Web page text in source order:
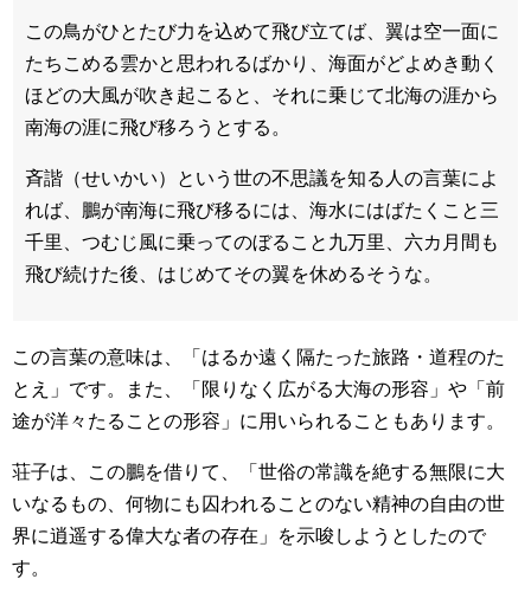
この鳥がひとたび力を込めて飛び立てば、翼は空一面に
たちこめる雲かと思われるばかり、海面がどよめき動く
ほどの大風が吹き起こると、それに乗じて北海の涯から
南海の涯に飛び移ろうとする。
斉諧（せいかい）という世の不思議を知る人の言葉によ
れば、鵬が南海に飛び移るには、海水にはばたくこと三
千里、つむじ風に乗ってのぼること九万里、六カ月間も
飛び続けた後、はじめてその翼を休めるそうな。
この言葉の意味は、「はるか遠く隔たった旅路・道程のた
とえ」です。また、「限りなく広がる大海の形容」や「前
途が洋々たることの形容」に用いられることもあります。
荘子は、この鵬を借りて、「世俗の常識を絶する無限に大
いなるもの、何物にも囚われることのない精神の自由の世
界に逍遥する偉大な者の存在」を示唆しようとしたので
す。